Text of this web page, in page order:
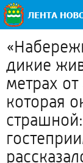
дикие
метрах от
которая